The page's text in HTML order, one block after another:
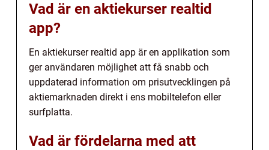
Vad är en aktiekurser realtid
app?
En aktiekurser realtid app är en applikation som
ger användaren möjlighet att få snabb och
uppdaterad information om prisutvecklingen på
aktiemarknaden direkt i ens mobiltelefon eller
surfplatta.
Vad är fördelarna med att